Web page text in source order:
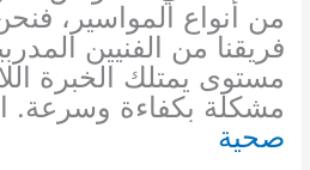
من أنواع المواسير،
فريقنا من الفنيين
مستوى يمتلك الخبرة
مشكلة بكفاءة وسرعة.
صحية